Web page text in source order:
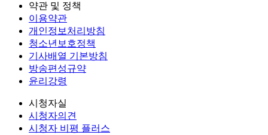
약관 및 정책
이용약관
개인정보처리방침
청소년보호정책
기사배열 기본방침
방송편성규약
윤리강령
시청자실
시청자의견
시청자 비평 플러스